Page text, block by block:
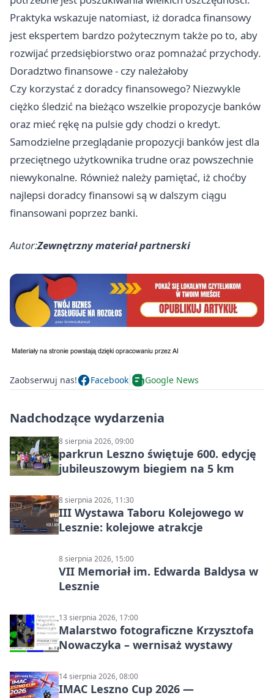
Praktyka wskazuje natomiast, iż doradca finansowy
jest ekspertem bardzo pożytecznym także po to, aby
rozwijać przedsiębiorstwo oraz pomnażać przychody.
Doradztwo finansowe - czy należałoby
Czy korzystać z doradcy finansowego? Niezwykle
ciężko śledzić na bieżąco wszelkie propozycje banków
oraz mieć rękę na pulsie gdy chodzi o kredyt.
Samodzielne przeglądanie propozycji banków jest dla
przeciętnego użytkownika trudne oraz powszechnie
niewykonalne. Również należy pamiętać, iż choćby
najlepsi doradcy finansowi są w dalszym ciągu
finansowani poprzez banki.
Autor:Zewnętrzny materiał partnerski
Zaobserwuj nas! Facebook Google News
Nadchodzące wydarzenia
8 sierpnia 2026, 09:00
parkrun Leszno świętuje 600. edycję
jubileuszowym biegiem na 5 km
8 sierpnia 2026, 11:30
III Wystawa Taboru Kolejowego w
Lesznie: kolejowe atrakcje
8 sierpnia 2026, 15:00
VII Memoriał im. Edwarda Baldysa w
Lesznie
13 sierpnia 2026, 17:00
Malarstwo fotograficzne Krzysztofa
Nowaczyka – wernisaż wystawy
14 sierpnia 2026, 08:00
IMAC Leszno Cup 2026 —